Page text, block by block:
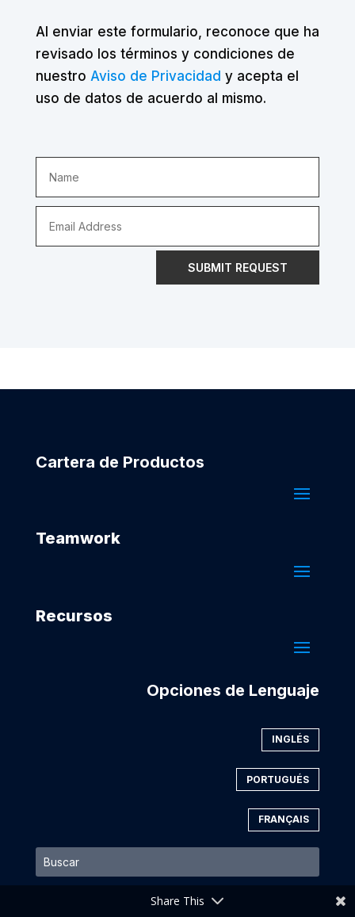
Al enviar este formulario, reconoce que ha
revisado los términos y condiciones de
nuestro Aviso de Privacidad y acepta el
uso de datos de acuerdo al mismo.
SUBMIT REQUEST
Cartera de Productos
Teamwork
Recursos
Opciones de Lenguaje
INGLÉS
PORTUGUÉS
FRANÇAIS
Share This